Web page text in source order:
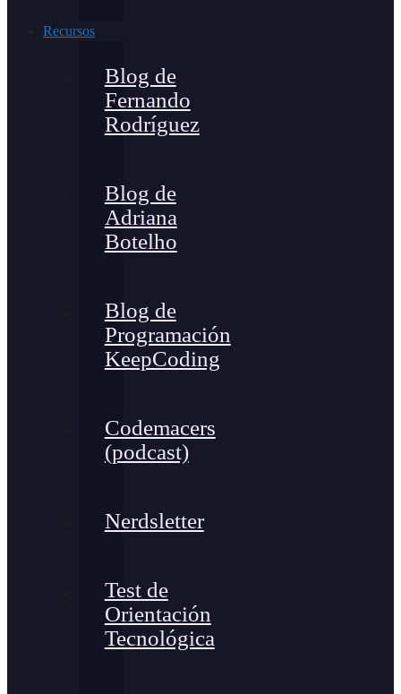
Recursos
Blog de
Fernando
Rodríguez
Blog de
Adriana
Botelho
Blog de
Programación
KeepCoding
Codemacers
(podcast)
Nerdsletter
Test de
Orientación
Tecnológica